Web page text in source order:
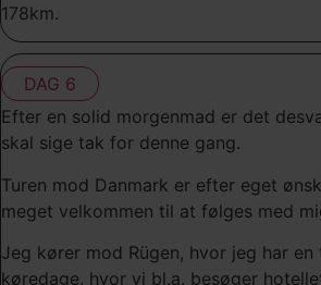
178km.
DAG 6
Efter en solid morgenmad er det
skal sige tak for denne gang.
Turen mod Danmark er efter eget
meget velkommen til at følges med
Jeg kører mod Rügen, hvor jeg har en
køredage, hvor vi bl.a. besøger